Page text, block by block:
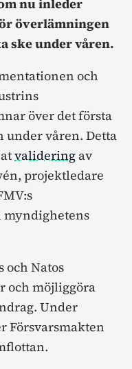
nu inleder
överlämningen
ske under våren.
och
över det första
under våren. Detta
validering av
projektledare
myndighetens
och Natos
och möjliggöra
Under
Försvarsmakten